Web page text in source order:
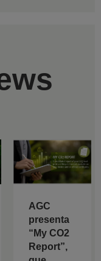
AGC
presenta
“My CO2
Report”,